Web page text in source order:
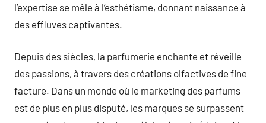
l’expertise se mêle à l’esthétisme, donnant naissance à
des effluves captivantes.
Depuis des siècles, la parfumerie enchante et réveille
des passions, à travers des créations olfactives de fine
facture. Dans un monde où le marketing des parfums
est de plus en plus disputé, les marques se surpassent